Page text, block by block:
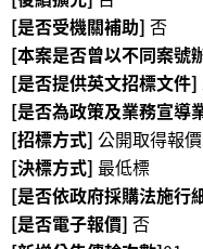
等
專
區
友
善
措
施
服
[是否受機關補助] 否
[本案是否曾以不同案號
[是否提供英文招標文件]
[是否為政策及業務宣導
[招標方式] 公開取得報
[決標方式] 最低標
[是否依政府採購法施行
[是否電子報價] 否